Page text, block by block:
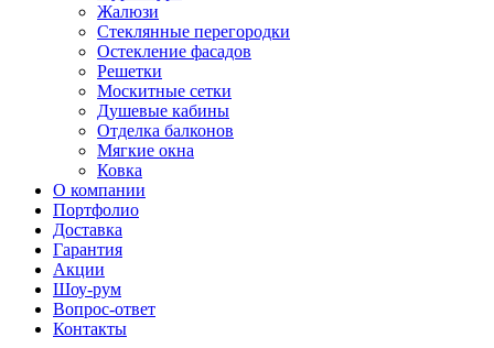
Жалюзи
Стеклянные перегородки
Остекление фасадов
Решетки
Москитные сетки
Душевые кабины
Отделка балконов
Мягкие окна
Ковка
О компании
Портфолио
Доставка
Гарантия
Акции
Шоу-рум
Вопрос-ответ
Контакты